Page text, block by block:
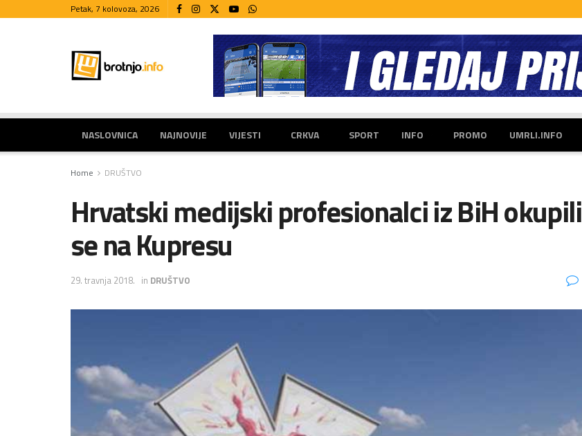
Petak, 7 kolovoza, 2026
NASLOVNICA NAJNOVIJE VIJESTI CRKVA SPORT INFO PROMO UMRLI.INFO
Home DRUŠTVO
Hrvatski medijski profesionalci iz BiH okupili
se na Kupresu
29. travnja 2018. in DRUŠTVO